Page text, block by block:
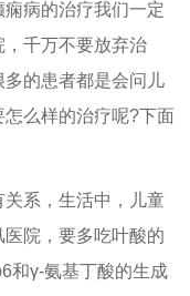
病的治疗我们一定
千万不要放弃治
的患者都是会问儿
么样的治疗呢?下面
系，生活中，儿童
院，要多吃叶酸的
和γ-氨基丁酸的生成